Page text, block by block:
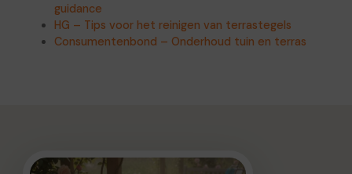
guidance
HG – Tips voor het reinigen van terrastegels
Consumentenbond – Onderhoud tuin en terras